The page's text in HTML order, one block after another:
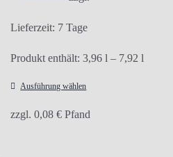
Lieferzeit: 7 Tage
Produkt enthält: 3,96l – 7,92l
Ausführung wählen
Produkt
zzgl.0,08€ Pfand